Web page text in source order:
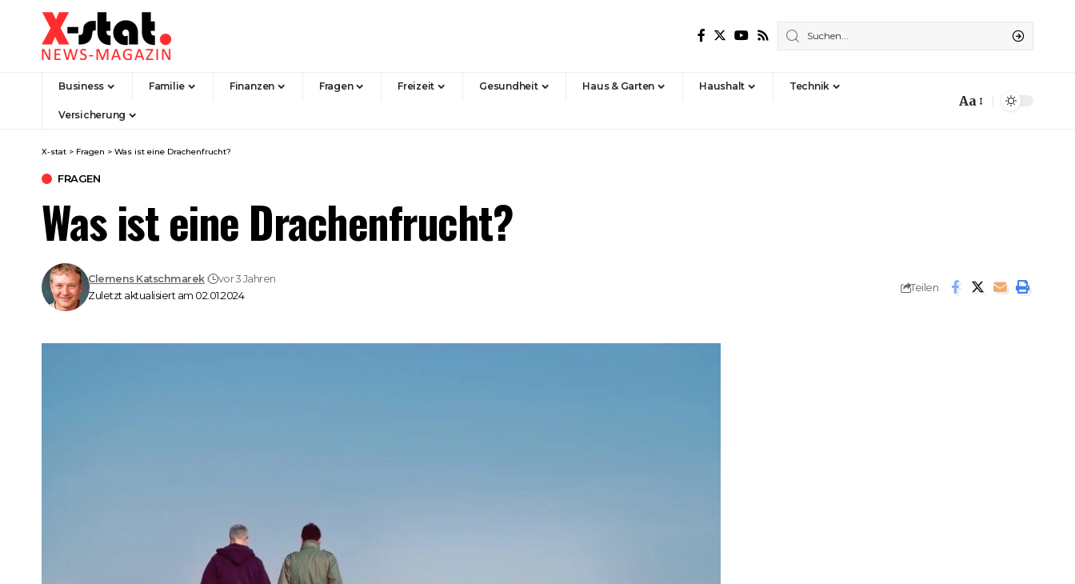
Business Familie Finanzen Fragen Freizeit Gesundheit Haus & Garten Haushalt Technik
Versicherung
Font
Aa
X-stat > Fragen > Was ist eine Drachenfrucht?
FRAGEN
Was ist eine Drachenfrucht?
Zuletzt aktualisiert am 02.01.2024
Clemens Katschmarek vor 3 Jahren
Teilen